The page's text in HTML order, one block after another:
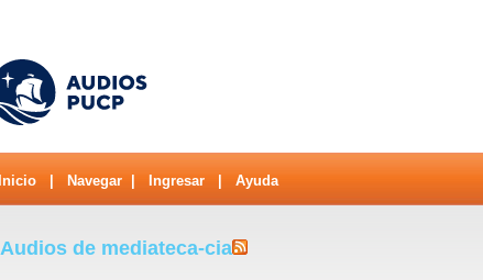
Inicio Navegar Ingresar Ayuda
Audios de mediateca-cia